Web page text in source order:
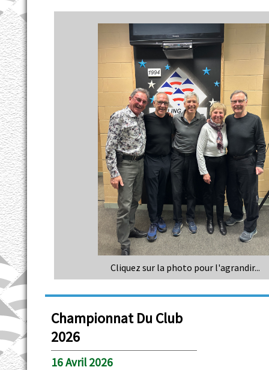
Cliquez sur la photo pour l'agrandir...
Championnat Du Club
2026
16 Avril 2026